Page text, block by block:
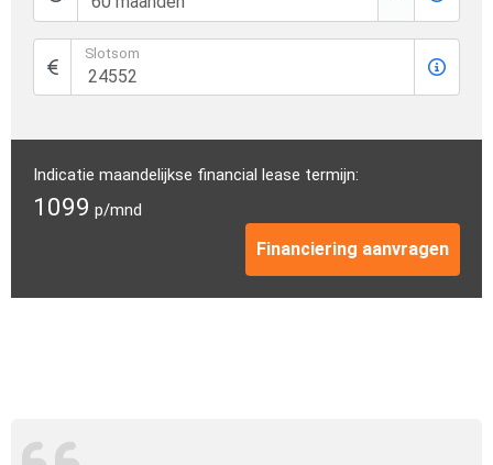
Slotsom
Indicatie maandelijkse financial lease termijn:
1099 p/mnd
Financiering aanvragen